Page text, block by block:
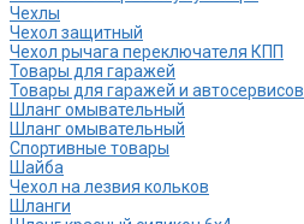
Чехлы
Чехол защитный
Чехол рычага переключателя КПП
Товары для гаражей
Товары для гаражей и автосервисов
Шланг омывательный
Шланг омывательный
Спортивные товары
Шайба
Чехол на лезвия кольков
Шланги